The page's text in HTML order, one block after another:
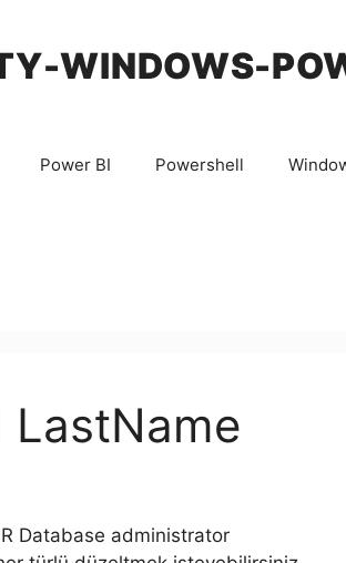
WINDOWS-
Power BI Powershell
LastName
Database administrator